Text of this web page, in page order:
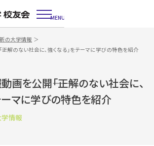
MENU
の大学情報 ＞
正解のない社会に、強くなる」をテーマに学びの特色を紹介
画を公開――「正解のない社会に、
ーマに学びの特色を紹介
学情報